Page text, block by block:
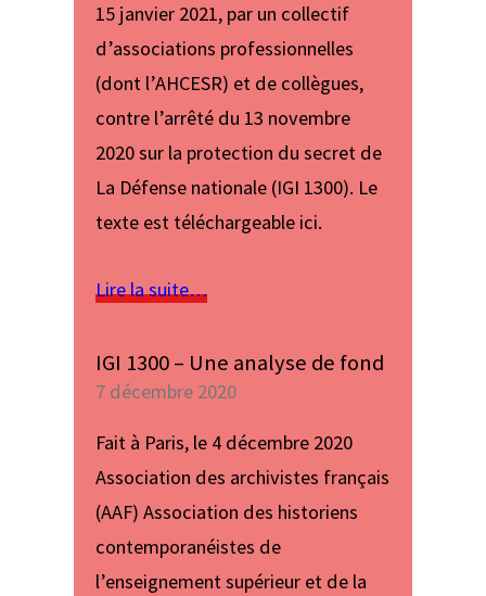
15 janvier 2021, par un collectif
d’associations professionnelles
(dont l’AHCESR) et de collègues,
contre l’arrêté du 13 novembre
2020 sur la protection du secret de
La Défense nationale (IGI 1300). Le
texte est téléchargeable ici.
Lire la suite…
IGI 1300 – Une analyse de fond
7 décembre 2020
Fait à Paris, le 4 décembre 2020
Association des archivistes français
(AAF) Association des historiens
contemporanéistes de
l’enseignement supérieur et de la